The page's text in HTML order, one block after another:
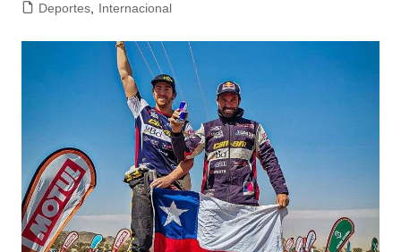
Deportes, Internacional